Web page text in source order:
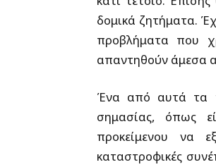
δομικά ζητήματα.
προβλήματα που
απαντηθούν άμεσα
Ένα από αυτά τα
σημασίας, όπως
προκείμενου να
καταστροφικές